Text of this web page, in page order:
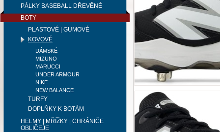
PÁLKY BASEBALL DŘEVĚNÉ
BOTY
PLASTOVÉ | GUMOVÉ
KOVOVÉ
DÁMSKÉ
MIZUNO
MARUCCI
UNDER ARMOUR
NIKE
NEW BALANCE
TURFY
DOPLŇKY K BOTÁM
HELMY | MŘÍŽKY | CHRÁNIČE
OBLIČEJE